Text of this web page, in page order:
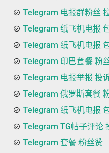
Telegram 电报群粉丝
Telegram 纸飞机电报
Telegram 纸飞机电报
Telegram 印巴套餐 粉
Telegram 电报举报 投
Telegram 俄罗斯套餐
Telegram 纸飞机电报
Telegram TG帖子评论
Telegram 套餐 粉丝赞